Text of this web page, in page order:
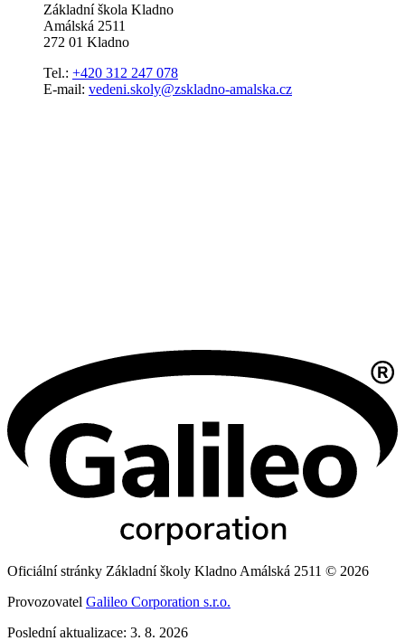
Základní škola Kladno
Amálská 2511
272 01 Kladno
Tel.: +420 312 247 078
E-mail: vedeni.skoly@zskladno-amalska.cz
Oficiální stránky Základní školy Kladno Amálská 2511 © 2026
Provozovatel Galileo Corporation s.r.o.
Poslední aktualizace: 3. 8. 2026